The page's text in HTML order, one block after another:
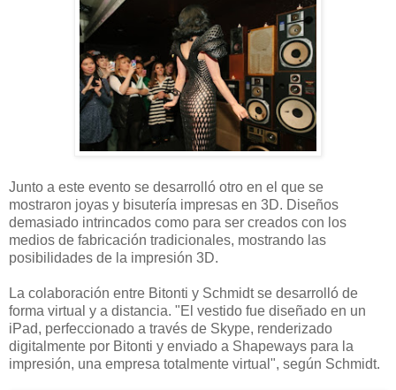
Junto a este evento se desarrolló otro en el que se
mostraron joyas y bisutería impresas en 3D. Diseños
demasiado intrincados como para ser creados con los
medios de fabricación tradicionales, mostrando las
posibilidades de la impresión 3D.
La colaboración entre Bitonti y Schmidt se desarrolló de
forma virtual y a distancia. "El vestido fue diseñado en un
iPad, perfeccionado a través de Skype, renderizado
digitalmente por Bitonti y enviado a Shapeways para la
impresión, una empresa totalmente virtual", según Schmidt.